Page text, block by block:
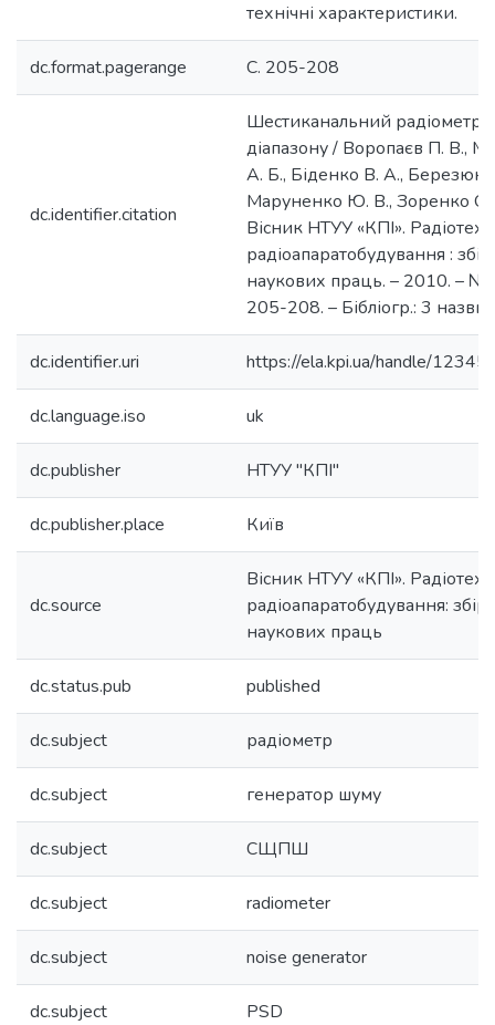
технічні характеристики.
dc.format.pagerange С. 205-208
dc.identifier.citation
Шестиканальний радіометр
діапазону / Воропаєв П. В.,
А. Б., Біденко В. А., Березюк
Маруненко Ю. В., Зоренко О.
Вісник НТУУ «КПІ».
радіоапаратобудування :
наукових праць. – 2010. – №
205-208. – Бібліогр.: 3 назви.
dc.identifier.uri https://ela.kpi.ua/handle/
dc.language.iso uk
dc.publisher НТУУ "КПІ"
dc.publisher.place Київ
dc.source
Вісник НТУУ «КПІ».
радіоапаратобудування:
наукових праць
dc.status.pub published
dc.subject радіометр
dc.subject генератор шуму
dc.subject СЩПШ
dc.subject radiometer
dc.subject noise generator
dc.subject PSD